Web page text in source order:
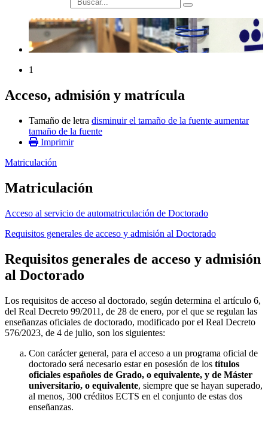
1
Acceso, admisión y matrícula
Tamaño de letra disminuir el tamaño de la fuente aumentar
tamaño de la fuente
Imprimir
Matriculación
Matriculación
Acceso al servicio de automatriculación de Doctorado
Requisitos generales de acceso y admisión al Doctorado
Requisitos generales de acceso y admisión
al Doctorado
Los requisitos de acceso al doctorado, según determina el artículo 6,
del Real Decreto 99/2011, de 28 de enero, por el que se regulan las
enseñanzas oficiales de doctorado, modificado por el Real Decreto
576/2023, de 4 de julio, son los siguientes:
Con carácter general, para el acceso a un programa oficial de
doctorado será necesario estar en posesión de los títulos
oficiales españoles de Grado, o equivalente, y de Máster
universitario, o equivalente, siempre que se hayan superado,
al menos, 300 créditos ECTS en el conjunto de estas dos
enseñanzas.